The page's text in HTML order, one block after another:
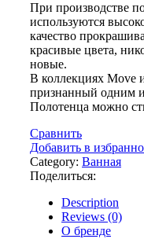
При производстве
используются
качество
красивые цвета,
новые.
В коллекциях Move
признанный одним
Полотенца можно
Сравнить
Добавить в
Category: Ванная
Поделиться:
Description
Reviews (0)
О бренде